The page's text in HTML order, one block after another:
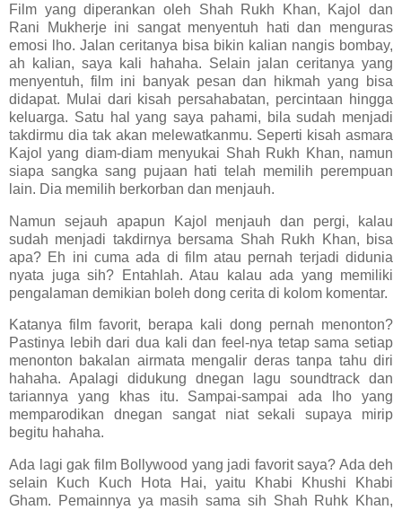
Film yang diperankan oleh Shah Rukh Khan, Kajol dan
Rani Mukherje ini sangat menyentuh hati dan menguras
emosi lho. Jalan ceritanya bisa bikin kalian nangis bombay,
ah kalian, saya kali hahaha. Selain jalan ceritanya yang
menyentuh, film ini banyak pesan dan hikmah yang bisa
didapat. Mulai dari kisah persahabatan, percintaan hingga
keluarga. Satu hal yang saya pahami, bila sudah menjadi
takdirmu dia tak akan melewatkanmu. Seperti kisah asmara
Kajol yang diam-diam menyukai Shah Rukh Khan, namun
siapa sangka sang pujaan hati telah memilih perempuan
lain. Dia memilih berkorban dan menjauh.
Namun sejauh apapun Kajol menjauh dan pergi, kalau
sudah menjadi takdirnya bersama Shah Rukh Khan, bisa
apa? Eh ini cuma ada di film atau pernah terjadi didunia
nyata juga sih? Entahlah. Atau kalau ada yang memiliki
pengalaman demikian boleh dong cerita di kolom komentar.
Katanya film favorit, berapa kali dong pernah menonton?
Pastinya lebih dari dua kali dan feel-nya tetap sama setiap
menonton bakalan airmata mengalir deras tanpa tahu diri
hahaha. Apalagi didukung dnegan lagu soundtrack dan
tariannya yang khas itu. Sampai-sampai ada lho yang
memparodikan dnegan sangat niat sekali supaya mirip
begitu hahaha.
Ada lagi gak film Bollywood yang jadi favorit saya? Ada deh
selain Kuch Kuch Hota Hai, yaitu Khabi Khushi Khabi
Gham. Pemainnya ya masih sama sih Shah Ruhk Khan,